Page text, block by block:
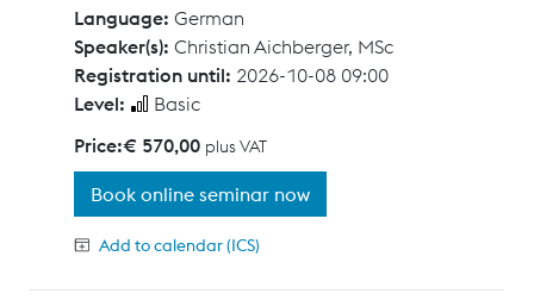
Language: German
Speaker(s): Christian Aichberger, MSc
Registration until: 2026-10-08 09:00
Level:
Basic
Price:€ 570,00 plus VAT
Book online seminar now
Add to calendar (ICS)